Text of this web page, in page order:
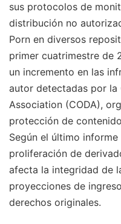
sus protocolos de
distribución no
Porn en diversos
primer cuatrimestre de
un incremento en las
autor detectadas por la
Association (CODA),
protección de
Según el último
proliferación de
afecta la integridad de
proyecciones de
derechos originales.